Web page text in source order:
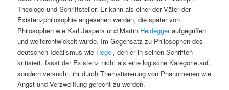
Theologe und Schriftsteller. Er kann als einer der Väter der
Existenzphilosophie angesehen werden, die später von
Philosophen wie Karl Jaspers und Martin Heideggeraufgegriffen
und weiterentwickelt wurde. Im Gegensatz zu Philosophen des
deutschen Idealismus wie Hegel, den er in seinen Schriften
kritisiert, fasst der Existenz nicht als eine logische Kategorie auf,
sondern versucht, ihr durch Thematisierung von Phänomenen wie
Angst und Verzweiflung gerecht zu werden.